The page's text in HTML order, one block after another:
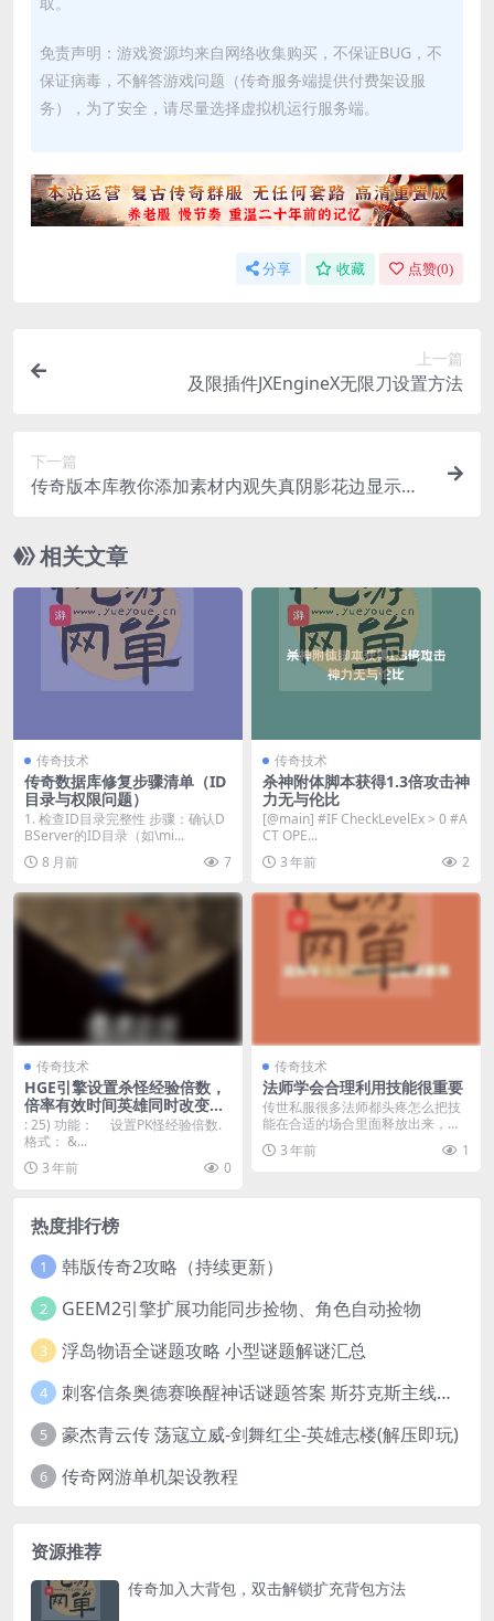
免责声明：游戏资源均来自网络收集购买，不保证BUG，不
保证病毒，不解答游戏问题（传奇服务端提供付费架设服
务），为了安全，请尽量选择虚拟机运行服务端。
分享 收藏 点赞(0)
上一篇
及限插件JXEngineX无限刀设置方法
下一篇
传奇版本库教你添加素材内观失真阴影花边显示水
相关文章
传奇技术
传奇数据库修复步骤清单（ID
目录与权限问题）
1. ‌检查ID目录完整性‌ ‌步骤‌：确认D
BServer的ID目录（如\mi...
8 月前
7
传奇技术
杀神附体脚本获得1.3倍攻击神
力无与伦比
[@main] #IF CheckLevelEx > 0 #A
CT OPE...
3 年前
2
传奇技术
HGE引擎设置杀怪经验倍数，
倍率有效时间英雄同时改变倍
率
: 25) 功能： 设置PK怪经验倍数.
格式： &...
3 年前
0
传奇技术
法师学会合理利用技能很重要
传世私服很多法师都头疼怎么把技
能在合适的场合里面释放出来，毕
竟法师的魔法伤害有的...
3 年前 1
热度排行榜
1 韩版传奇2攻略（持续更新）
2 GEEM2引擎扩展功能同步捡物、角色自动捡物
3 浮岛物语全谜题攻略 小型谜题解谜汇总
4 刺客信条奥德赛唤醒神话谜题答案 斯芬克斯主线攻略
5 豪杰青云传 荡寇立威-剑舞红尘-英雄志楼(解压即玩)
6 传奇网游单机架设教程
资源推荐
传奇加入大背包，双击解锁扩充背包方法